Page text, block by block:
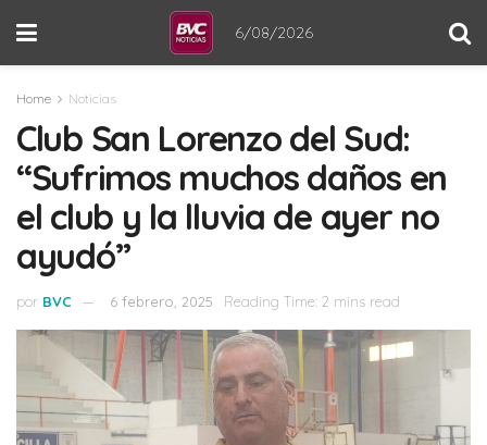
6/08/2026
Home Noticias
Club San Lorenzo del Sud:
“Sufrimos muchos daños en
el club y la lluvia de ayer no
ayudó”
por BVC 6 febrero, 2025 Reading Time: 2 mins read